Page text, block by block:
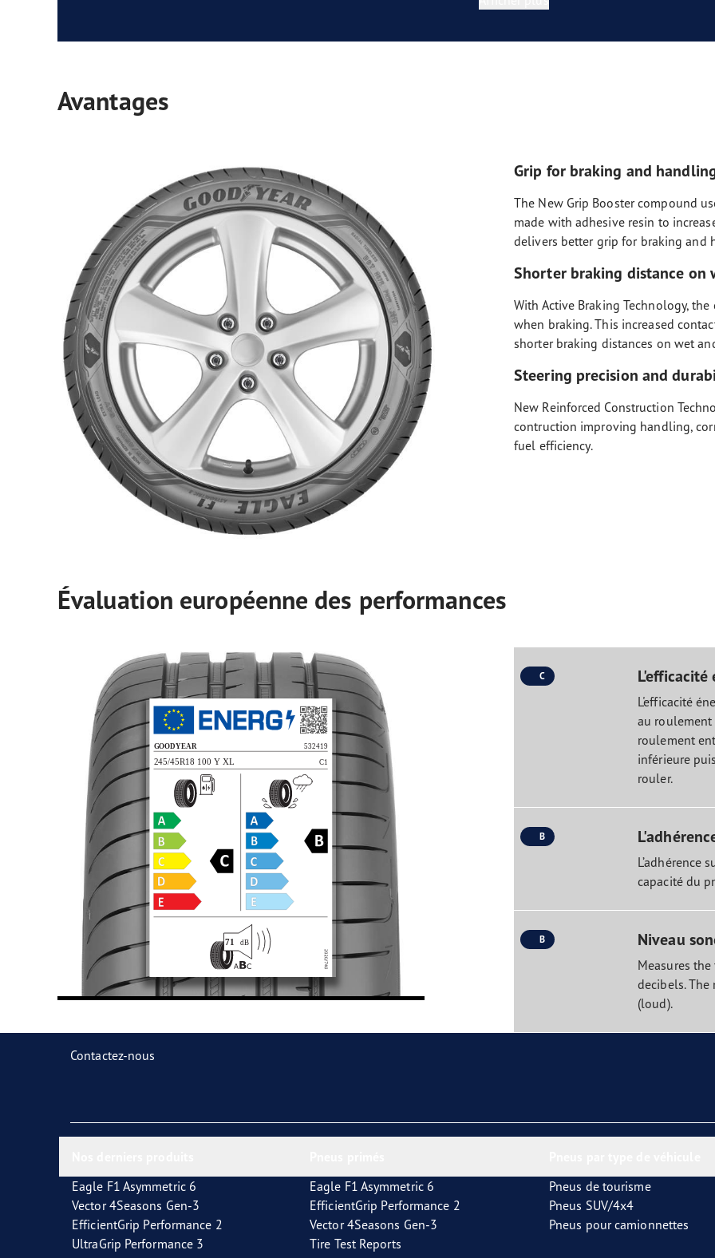
Avantages
Grip for braking and
The New Grip Booster compound
made with adhesive resin to
delivers better grip for braking and
Shorter braking distance on
With Active Braking Technology,
when braking. This increased
shorter braking distances on wet
Steering precision and
New Reinforced Construction
contruction improving handling,
fuel efficiency.
Évaluation européenne des performances
C
L'efficacité
au roulement
roulement
inférieure
rouler.
B
L’adhérence
capacité du
B Niveau
Measures
decibels. The
(loud).
Contactez-nous
Eagle F1 Asymmetric 6
Vector 4Seasons Gen-3
EfficientGrip Performance 2
UltraGrip Performance 3
Eagle F1 Asymmetric 6
EfficientGrip Performance 2
Vector 4Seasons Gen-3
Tire Test Reports
Pneus de tourisme
Pneus SUV/4x4
Pneus pour camionnettes